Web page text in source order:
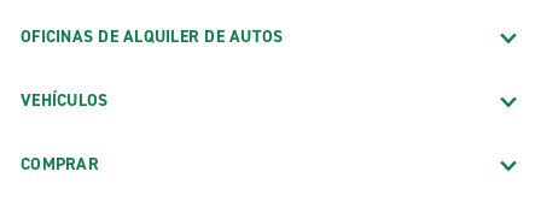
OFICINAS DE ALQUILER DE AUTOS
VEHÍCULOS
COMPRAR